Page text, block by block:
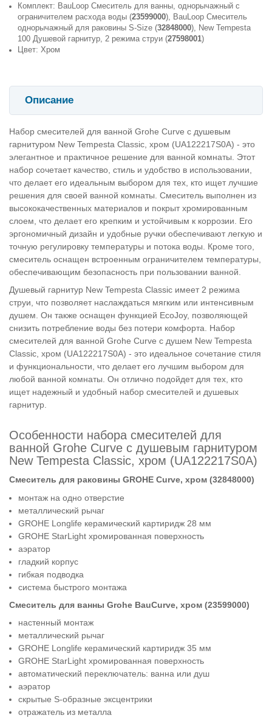
Комплект: BauLoop Смеситель для ванны, однорычажный с
ограничителем расхода воды (23599000), BauLoop Смеситель
однорычажный для раковины S-Size (32848000), New Tempesta
100 Душевой гарнитур, 2 режима струи (27598001)
Цвет: Хром
Описание
Набор смесителей для ванной Grohe Curve с душевым
гарнитуром New Tempesta Classic, хром (UA122217S0A) - это
элегантное и практичное решение для ванной комнаты. Этот
набор сочетает качество, стиль и удобство в использовании,
что делает его идеальным выбором для тех, кто ищет лучшие
решения для своей ванной комнаты. Смеситель выполнен из
высококачественных материалов и покрыт хромированным
слоем, что делает его крепким и устойчивым к коррозии. Его
эргономичный дизайн и удобные ручки обеспечивают легкую и
точную регулировку температуры и потока воды. Кроме того,
смеситель оснащен встроенным ограничителем температуры,
обеспечивающим безопасность при пользовании ванной.
Душевый гарнитур New Tempesta Classic имеет 2 режима
струи, что позволяет наслаждаться мягким или интенсивным
душем. Он также оснащен функцией EcoJoy, позволяющей
снизить потребление воды без потери комфорта. Набор
смесителей для ванной Grohe Curve с душем New Tempesta
Classic, хром (UA122217S0A) - это идеальное сочетание стиля
и функциональности, что делает его лучшим выбором для
любой ванной комнаты. Он отлично подойдет для тех, кто
ищет надежный и удобный набор смесителей и душевых
гарнитур.
Особенности набора смесителей для
ванной Grohe Curve с душевым гарнитуром
New Tempesta Classic, хром (UA122217S0A)
Смеситель для раковины GROHE Curve, хром (32848000)
монтаж на одно отверстие
металлический рычаг
GROHE Longlife керамический картиридж 28 мм
GROHE StarLight хромированная поверхность
аэратор
гладкий корпус
гибкая подводка
система быстрого монтажа
Смеситель для ванны Grohe BauCurve, хром (23599000)
настенный монтаж
металлический рычаг
GROHE Longlife керамический картиридж 35 мм
GROHE StarLight хромированная поверхность
автоматический переключатель: ванна или душ
аэратор
скрытые S-образные эксцентрики
отражатель из металла